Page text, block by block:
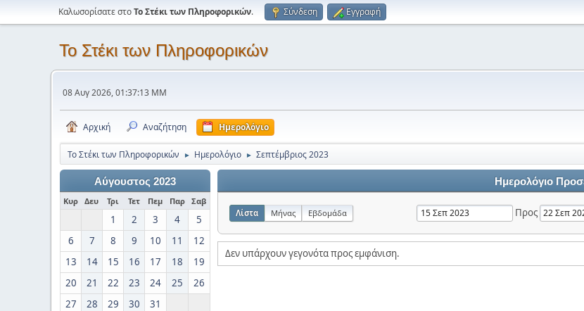
Καλωσορίσατε στοΤο Στέκι των Πληροφορικών. Σύνδεση Εγγραφή
Το Στέκι των Πληροφορικών
08 Αυγ 2026, 01:37:13 ΜΜ
Αρχική Αναζήτηση Ημερολόγιο
Το Στέκι των Πληροφορικών ► Ημερολόγιο ► Σεπτέμβριος 2023
Αύγουστος 2023
Κυρ Δευ Τρι Τετ Πεμ Παρ Σαβ
1 2 3 4
5
6
7 8 9 10 11
12
13
14 15 16 17 18
19
20
21 22 23 24 25
26
27
28 29 30 31
Ημερολόγιο
Λίστα Μήνας Εβδομάδα Προς
Δεν υπάρχουν γεγονότα προς εμφάνιση.